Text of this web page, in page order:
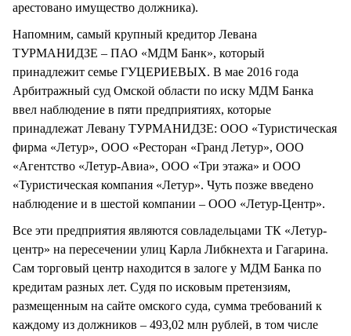
арестовано имущество должника).
Напомним, самый крупный кредитор Левана
ТУРМАНИДЗЕ – ПАО «МДМ Банк», который
принадлежит семье ГУЦЕРИЕВЫХ. В мае 2016 года
Арбитражный суд Омской области по иску МДМ Банка
ввел наблюдение в пяти предприятиях, которые
принадлежат Левану ТУРМАНИДЗЕ: ООО «Туристическая
фирма «Летур», ООО «Ресторан «Гранд Летур», ООО
«Агентство «Летур-Авиа», ООО «Три этажа» и ООО
«Туристическая компания «Летур». Чуть позже введено
наблюдение и в шестой компании – ООО «Летур-Центр».
Все эти предприятия являются совладельцами ТК «Летур-
центр» на пересечении улиц Карла Либкнехта и Гагарина.
Сам торговый центр находится в залоге у МДМ Банка по
кредитам разных лет. Судя по исковым претензиям,
размещенным на сайте омского суда, сумма требований к
каждому из должников – 493,02 млн рублей, в том числе